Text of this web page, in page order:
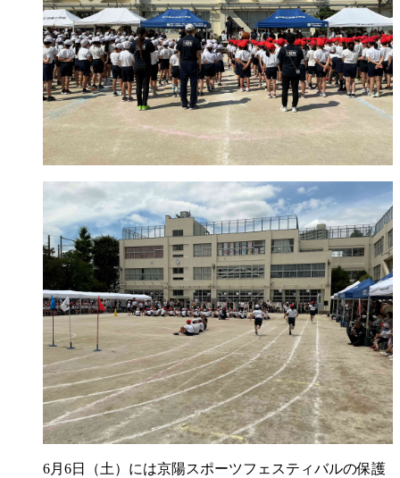
6月6日（土）には京陽スポーツフェスティバルの保護